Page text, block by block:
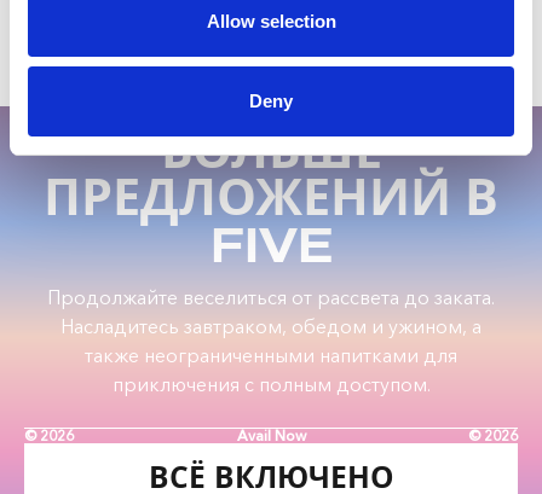
Allow selection
Deny
БОЛЬШЕ
ПРЕДЛОЖЕНИЙ В
FIVE
Продолжайте веселиться от рассвета до заката.
Насладитесь завтраком, обедом и ужином, а
также неограниченными напитками для
приключения с полным доступом.
© 2026 Avail Now © 2026
ВСЁ ВКЛЮЧЕНО